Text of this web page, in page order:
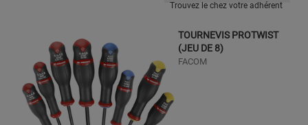
Trouvez le chez votre adhérent
TOURNEVIS PROTWIST
(JEU DE 8)
FACOM